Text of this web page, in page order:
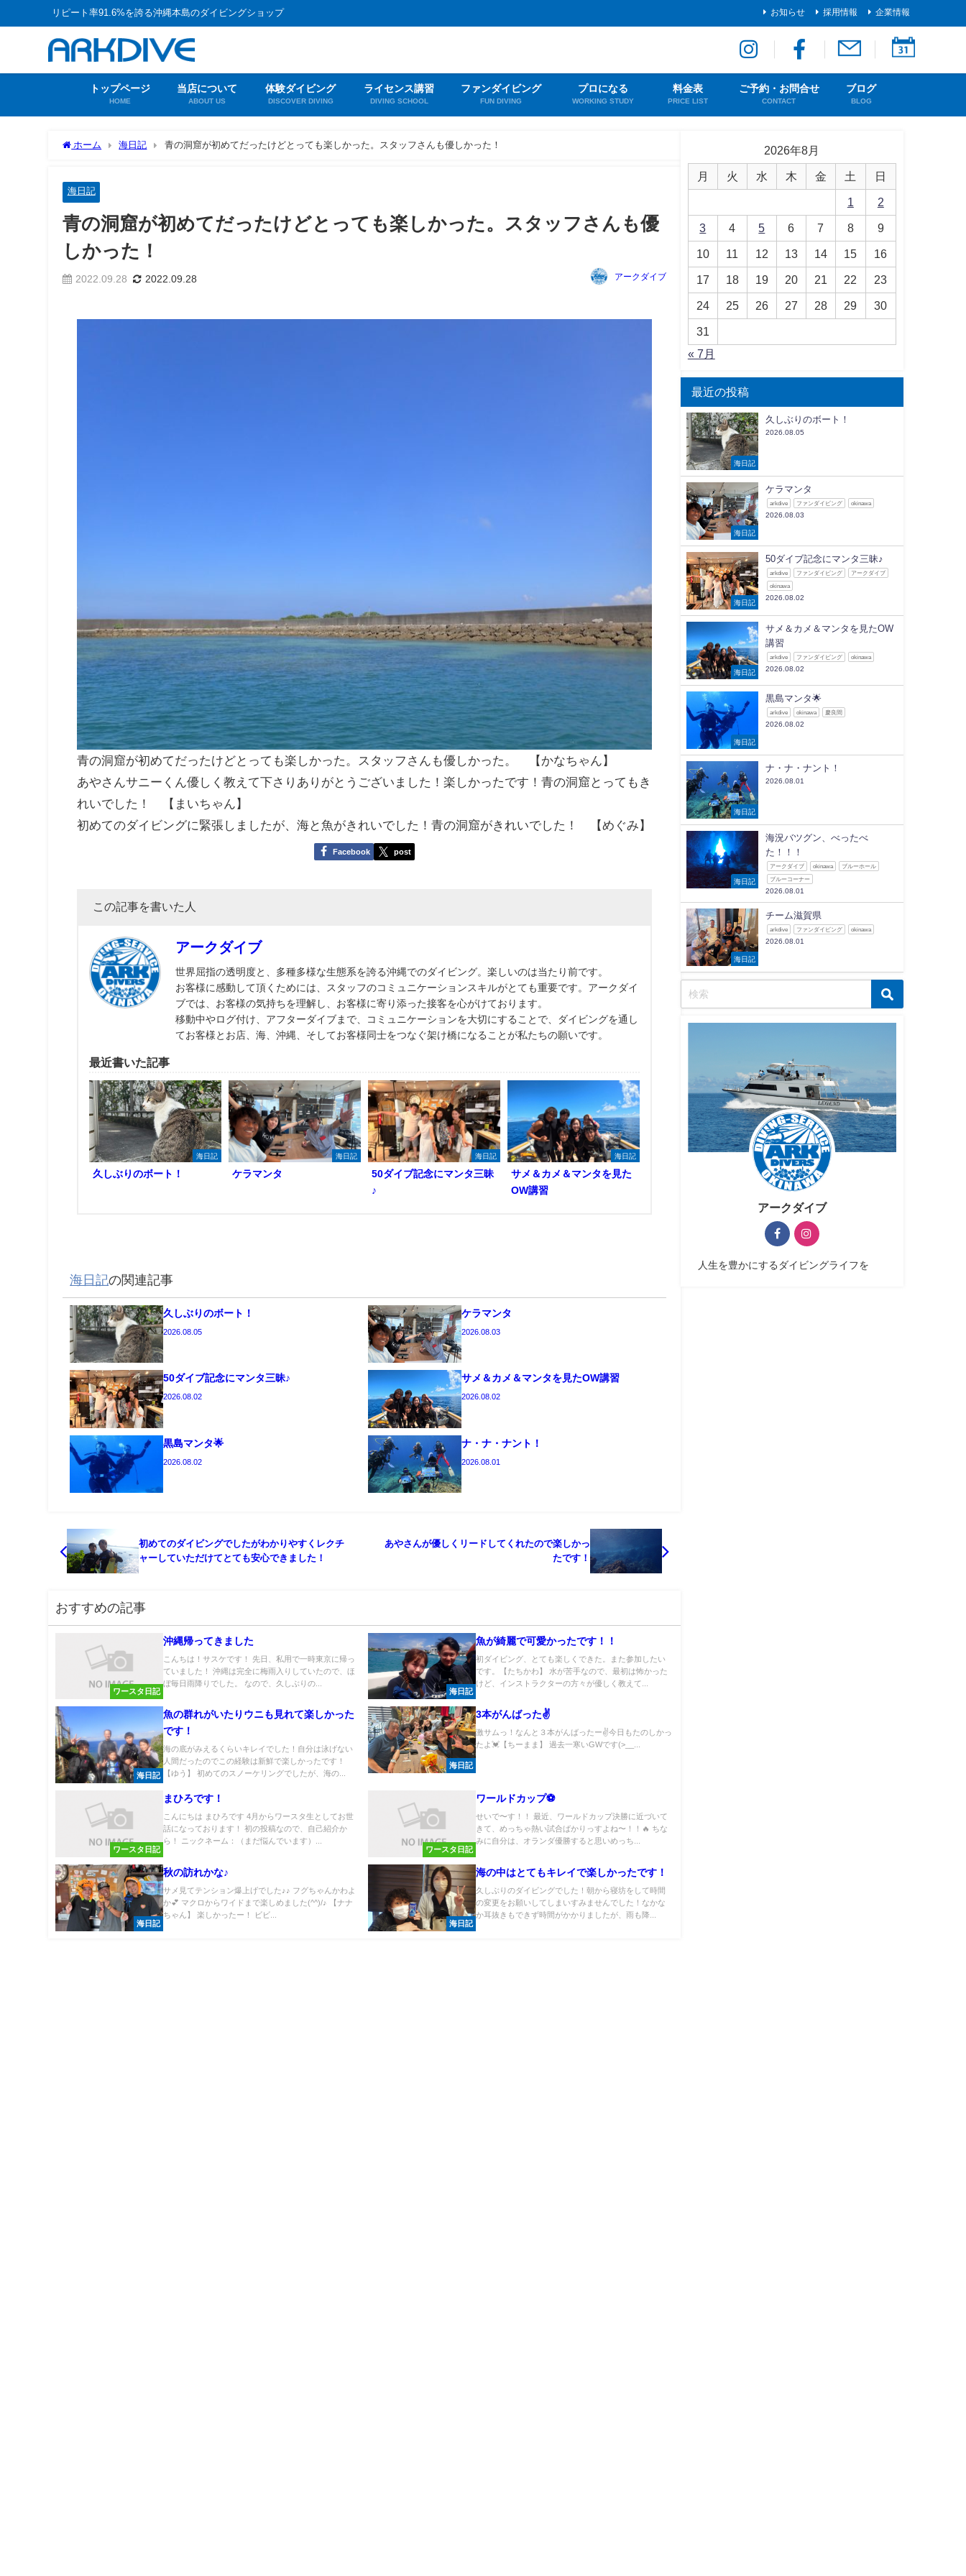
リピート率91.6%を誇る沖縄本島のダイビングショップ お知らせ 採用情報 企業情報
トップページ
HOME
当店について
ABOUT US
体験ダイビング
DISCOVER DIVING
ライセンス講習
DIVING SCHOOL
ファンダイビング
FUN DIVING
プロになる
WORKING STUDY
料金表
PRICE LIST
ご予約・お問合せ
CONTACT
ブログ
BLOG
ホーム 海日記 青の洞窟が初めてだったけどとっても楽しかった。スタッフさんも優しかった！
海日記
青の洞窟が初めてだったけどとっても楽しかった。スタッフさんも優
しかった！
2022.09.28 2022.09.28 アークダイブ
青の洞窟が初めてだったけどとっても楽しかった。スタッフさんも優しかった。 【かなちゃん】
あやさんサニーくん優しく教えて下さりありがとうございました！楽しかったです！青の洞窟とってもき
れいでした！ 【まいちゃん】
初めてのダイビングに緊張しましたが、海と魚がきれいでした！青の洞窟がきれいでした！ 【めぐみ】
Facebook post
この記事を書いた人
アークダイブ
世界屈指の透明度と、多種多様な生態系を誇る沖縄でのダイビング。楽しいのは当たり前です。
お客様に感動して頂くためには、スタッフのコミュニケーションスキルがとても重要です。アークダイ
ブでは、お客様の気持ちを理解し、お客様に寄り添った接客を心がけております。
移動中やログ付け、アフターダイブまで、コミュニケーションを大切にすることで、ダイビングを通し
てお客様とお店、海、沖縄、そしてお客様同士をつなぐ架け橋になることが私たちの願いです。
最近書いた記事
海日記
久しぶりのボート！
海日記
ケラマンタ
海日記
50ダイブ記念にマンタ三昧
♪
海日記
サメ＆カメ＆マンタを見た
OW講習
海日記の関連記事
久しぶりのボート！
2026.08.05
ケラマンタ
2026.08.03
50ダイブ記念にマンタ三昧♪
2026.08.02
サメ＆カメ＆マンタを見たOW講習
2026.08.02
黒島マンタ🌟
2026.08.02
ナ・ナ・ナント！
2026.08.01
初めてのダイビングでしたがわかりやすくレクチ
ャーしていただけてとても安心できました！
あやさんが優しくリードしてくれたので楽しかっ
たです！
おすすめの記事
ワースタ日記
沖縄帰ってきました
こんちは！サスケです！ 先日、私用で一時東京に帰っ
ていました！ 沖縄は完全に梅雨入りしていたので、ほ
ぼ毎日雨降りでした。 なので、久しぶりの...
海日記
魚が綺麗で可愛かったです！！
初ダイビング、とても楽しくできた。また参加したい
です。【たちかわ】 水が苦手なので、最初は怖かった
けど、インストラクターの方々が優しく教えて...
海日記
魚の群れがいたりウニも見れて楽しかった
です！
海の底がみえるくらいキレイでした！自分は泳げない
人間だったのでこの経験は新鮮で楽しかったです！
【ゆう】 初めてのスノーケリングでしたが、海の...
海日記
3本がんばった✌
激サムっ！なんと３本がんばったー✌今日もたのしかっ
たよ💓【ちーまま】 過去一寒いGWです(>__...
ワースタ日記
まひろです！
こんにちは まひろです 4月からワースタ生としてお世
話になっております！ 初の投稿なので、自己紹介か
ら！ ニックネーム：（まだ悩んでいます）...
ワースタ日記
ワールドカップ⚽️
せいで〜す！！ 最近、ワールドカップ決勝に近づいて
きて、めっちゃ熱い試合ばかりっすよね〜！！🔥 ちな
みに自分は、オランダ優勝すると思いめっち...
海日記
秋の訪れかな♪
サメ見てテンション爆上げでした♪♪ フグちゃんかわよ
か💕 マクロからワイドまで楽しめました(^^)/♪ 【ナナ
ちゃん】 楽しかったー！ ビビ...
海日記
海の中はとてもキレイで楽しかったです！
久しぶりのダイビングでした！朝から寝坊をして時間
の変更をお願いしてしまいすみませんでした！なかな
か耳抜きもできず時間がかかりましたが、雨も降...
2026年8月
月 火 水 木 金 土 日
1 2
3 4 5 6 7 8 9
10 11 12 13 14 15 16
17 18 19 20 21 22 23
24 25 26 27 28 29 30
31
« 7月
最近の投稿
海日記
久しぶりのボート！
2026.08.05
海日記
ケラマンタ
arkdive ファンダイビング okinawa
2026.08.03
海日記
50ダイブ記念にマンタ三昧♪
arkdive ファンダイビング アークダイブ
okinawa
2026.08.02
海日記
サメ＆カメ＆マンタを見たOW
講習
arkdive ファンダイビング okinawa
2026.08.02
海日記
黒島マンタ🌟
arkdive okinawa 慶良間
2026.08.02
海日記
ナ・ナ・ナント！
2026.08.01
海日記
海況バツグン、べったべ
た！！！
アークダイブ okinawa ブルーホール
ブルーコーナー
2026.08.01
海日記
チーム滋賀県
arkdive ファンダイビング okinawa
2026.08.01
アークダイブ
人生を豊かにするダイビングライフを